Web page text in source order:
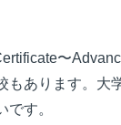
〜
もあります。大
す。